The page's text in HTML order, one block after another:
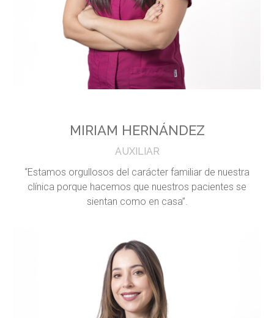
MIRIAM HERNÁNDEZ
AUXILIAR
“Estamos orgullosos del carácter familiar de nuestra
clínica porque hacemos que nuestros pacientes se
sientan como en casa”.